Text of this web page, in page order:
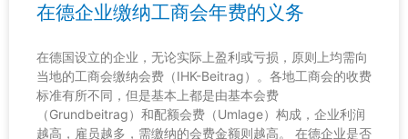
在德企业缴纳工商会年费的义务
在德国设立的企业，无论实际上盈利或亏损，原则上均需向
当地的工商会缴纳会费（IHK-Beitrag）。各地工商会的收费
标准有所不同，但是基本上都是由基本会费
（Grundbeitrag）和配额会费（Umlage）构成，企业利润
越高，雇员越多，需缴纳的会费金额则越高。 在德企业是否